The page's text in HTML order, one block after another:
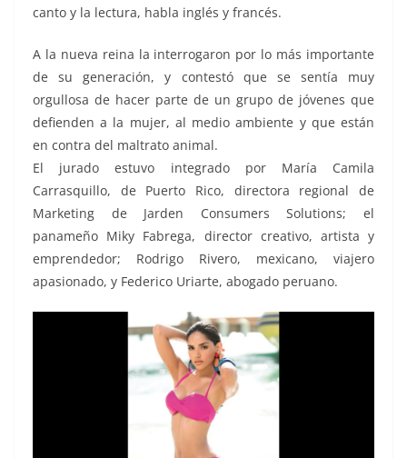
canto y la lectura, habla inglés y francés.
A la nueva reina la interrogaron por lo más importante
de su generación, y contestó que se sentía muy
orgullosa de hacer parte de un grupo de jóvenes que
defienden a la mujer, al medio ambiente y que están
en contra del maltrato animal.
El jurado estuvo integrado por María Camila
Carrasquillo, de Puerto Rico, directora regional de
Marketing de Jarden Consumers Solutions; el
panameño Miky Fabrega, director creativo, artista y
emprendedor; Rodrigo Rivero, mexicano, viajero
apasionado, y Federico Uriarte, abogado peruano.